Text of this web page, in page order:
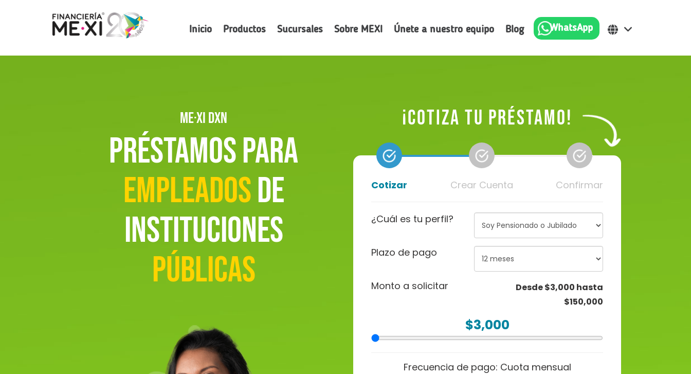
Inicio Productos Sucursales Sobre MEXI Únete a nuestro equipo Blog WhatsApp
ME·XI DXN
Préstamos para
empleadosde
instituciones
públicas
¡Cotiza tu Préstamo!
Cotizar Crear Cuenta Confirmar
¿Cuál es tu perfil?
Plazo de pago
Monto a solicitar
Desde $3,000 hasta
$150,000
$3,000
Frecuencia de pago: Cuota mensual